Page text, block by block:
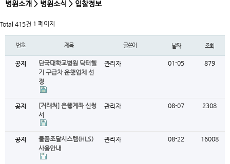
병원소개 > 병원소식 > 입찰정보
Total 415건 1 페이지
번호 제목 글쓴이 날짜 조회
공지
단국대학교병원 닥터헬
기 구급차 운행업체 선
정
관리자 01-05 879
공지
[거래처] 은행계좌 신청
서
관리자 08-07 2308
공지
물품조달시스템(HLS)
사용안내
관리자 08-22 16008